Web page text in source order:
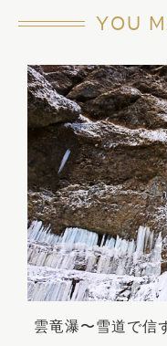
YOU
雲竜瀑〜雪道で信